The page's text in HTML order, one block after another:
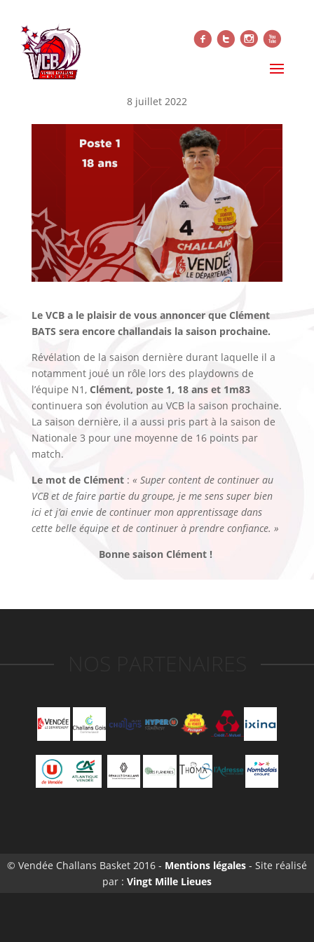
f t i x
CLÉMENT BATS CONTINUE
AU VCB ! (OFFICIEL NM1)
8 juillet 2022
Le VCB a le plaisir de vous annoncer que Clément
BATS sera encore challandais la saison prochaine.
Révélation de la saison dernière durant laquelle il a
notamment joué un rôle lors des playdowns de
l’équipe N1, Clément, poste 1, 18 ans et 1m83
continuera son évolution au VCB la saison prochaine.
La saison dernière, il a aussi pris part à la saison de
Nationale 3 pour une moyenne de 16 points par
match.
Le mot de Clément: « Super content de continuer au
VCB et de faire partie du groupe, je me sens super bien
ici et j’ai envie de continuer mon apprentissage dans
cette belle équipe et de continuer à prendre confiance. »
Bonne saison Clément !
© Vendée Challans Basket 2016 - Mentions légales - Site réalisé
par : Vingt Mille Lieues